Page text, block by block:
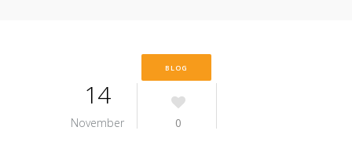
BLOG
14
November 0